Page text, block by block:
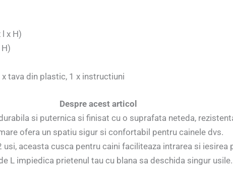
x H)
tava din plastic, 1 x instructiuni
Despre acest articol
si puternica si finisat cu o suprafata neteda,
ofera un spatiu sigur si confortabil pentru cainele dvs.
usi, aceasta cusca pentru caini faciliteaza intrarea si
L impiedica prietenul tau cu blana sa deschida singur usile.